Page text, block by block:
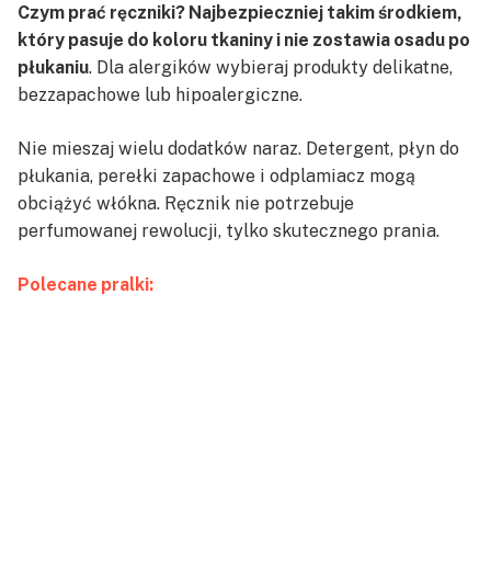
Czym prać ręczniki? Najbezpieczniej takim środkiem,
który pasuje do koloru tkaniny i nie zostawia osadu po
płukaniu. Dla alergików wybieraj produkty delikatne,
bezzapachowe lub hipoalergiczne.
Nie mieszaj wielu dodatków naraz. Detergent, płyn do
płukania, perełki zapachowe i odplamiacz mogą
obciążyć włókna. Ręcznik nie potrzebuje
perfumowanej rewolucji, tylko skutecznego prania.
Polecane pralki: